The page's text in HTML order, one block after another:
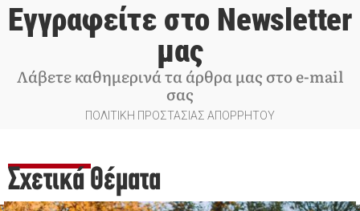
Εγγραφείτε στο Newsletter
μας
Λάβετε καθημερινά τα άρθρα μας στο e-mail
σας
ΠΟΛΙΤΙΚΗ ΠΡΟΣΤΑΣΙΑΣ ΑΠΟΡΡΗΤΟΥ
Σχετικά Θέματα